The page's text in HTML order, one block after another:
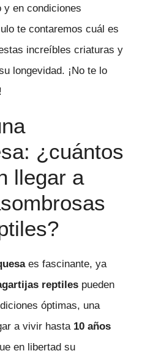
en condiciones
te contaremos cuál es
increíbles criaturas y
longevidad. ¡No te lo
¿cuántos
llegar a
es fascinante, ya
reptiles pueden
óptimas, una
a vivir hasta 10 años
en libertad su